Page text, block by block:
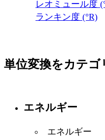
レオミュール度
ランキン度 (°R)
単位変換をカテゴ
エネルギー
エネルギー